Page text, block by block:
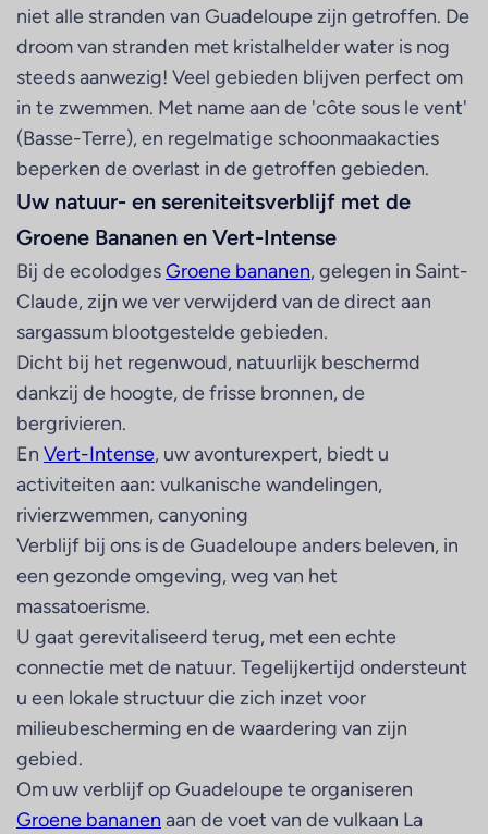
niet alle stranden van Guadeloupe zijn getroffen. De
droom van stranden met kristalhelder water is nog
steeds aanwezig! Veel gebieden blijven perfect om
in te zwemmen. Met name aan de 'côte sous le vent'
(Basse-Terre), en regelmatige schoonmaakacties
beperken de overlast in de getroffen gebieden.
Uw natuur- en sereniteitsverblijf met de
Groene Bananen en Vert-Intense
Bij de ecolodgesGroene bananen, gelegen in Saint-
Claude, zijn we ver verwijderd van de direct aan
sargassum blootgestelde gebieden.
Dicht bij het regenwoud, natuurlijk beschermd
dankzij de hoogte, de frisse bronnen, de
bergrivieren.
En Vert-Intense, uw avonturexpert, biedt u
activiteiten aan: vulkanische wandelingen,
rivierzwemmen, canyoning
Verblijf bij ons is de Guadeloupe anders beleven, in
een gezonde omgeving, weg van het
massatoerisme.
U gaat gerevitaliseerd terug, met een echte
connectie met de natuur. Tegelijkertijd ondersteunt
u een lokale structuur die zich inzet voor
milieubescherming en de waardering van zijn
gebied.
Om uw verblijf op Guadeloupe te organiseren
Groene bananen aan de voet van de vulkaan La